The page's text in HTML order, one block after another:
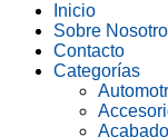
Inicio
Sobre
Contacto
Categorías